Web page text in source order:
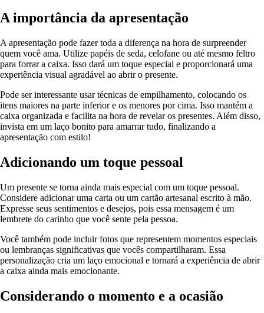
A importância da apresentação
A apresentação pode fazer toda a diferença na hora de surpreender
quem você ama. Utilize papéis de seda, celofane ou até mesmo feltro
para forrar a caixa. Isso dará um toque especial e proporcionará uma
experiência visual agradável ao abrir o presente.
Pode ser interessante usar técnicas de empilhamento, colocando os
itens maiores na parte inferior e os menores por cima. Isso mantém a
caixa organizada e facilita na hora de revelar os presentes. Além disso,
invista em um laço bonito para amarrar tudo, finalizando a
apresentação com estilo!
Adicionando um toque pessoal
Um presente se torna ainda mais especial com um toque pessoal.
Considere adicionar uma carta ou um cartão artesanal escrito à mão.
Expresse seus sentimentos e desejos, pois essa mensagem é um
lembrete do carinho que você sente pela pessoa.
Você também pode incluir fotos que representem momentos especiais
ou lembranças significativas que vocês compartilharam. Essa
personalização cria um laço emocional e tornará a experiência de abrir
a caixa ainda mais emocionante.
Considerando o momento e a ocasião